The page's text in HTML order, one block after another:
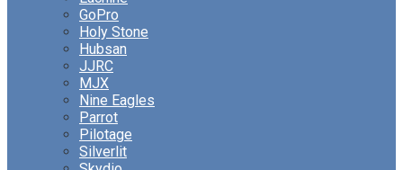
GoPro
Holy Stone
Hubsan
JJRC
MJX
Nine Eagles
Parrot
Pilotage
Silverlit